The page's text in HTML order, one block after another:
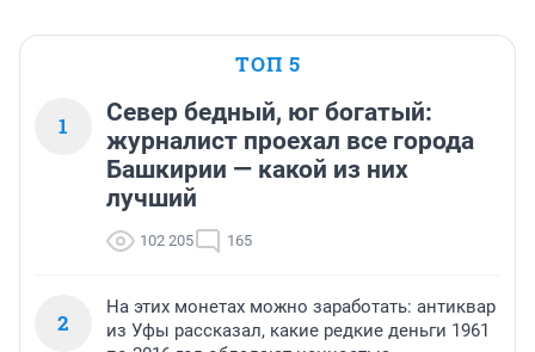
ТОП 5
1
Север бедный, юг богатый:
журналист проехал все города
Башкирии — какой из них
лучший
102 205 165
2
На этих монетах можно заработать: антиквар
из Уфы рассказал, какие редкие деньги 1961